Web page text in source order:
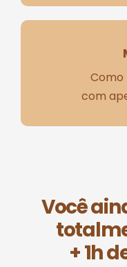
Como
com
Você
+ 1h